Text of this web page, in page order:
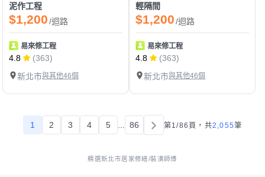
泥作工程
$1,200/迴路
易來修工程
4.8
(363)
新北市與其他46個
輕隔間
$1,200/迴路
易來修工程
4.8
(363)
新北市與其他46個
1 2 3 4 5 86 第1/86頁， 共2,055筆
精選新北市居家修繕/裝潢師傅